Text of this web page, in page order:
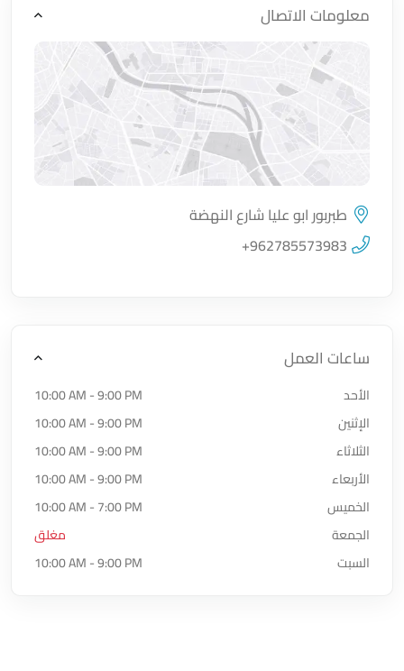
معلومات الاتصال
اضغط لتحميل الموقع
طبربور ابو عليا شارع النهضة
+962785573983
ساعات العمل
الأحد
10:00 AM - 9:00 PM
الإثنين
10:00 AM - 9:00 PM
الثلاثاء
10:00 AM - 9:00 PM
الأربعاء
10:00 AM - 9:00 PM
الخميس
10:00 AM - 7:00 PM
الجمعة
مغلق
السبت
10:00 AM - 9:00 PM